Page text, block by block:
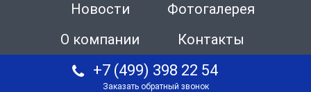
Новости
Фотогалерея
О компании
Контакты
+7 (499) 398 22 54
Заказать обратный звонок